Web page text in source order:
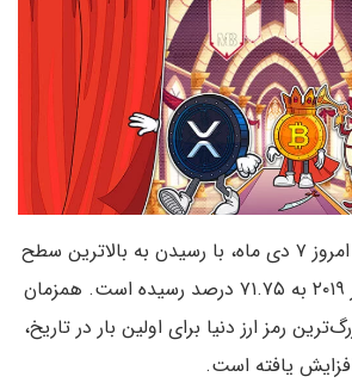
حجم بازار بیت کوین، امروز ۷ دی ماه، با رسیدن به بالاترین سطح
خود از اواسط سپتامبر ۲۰۱۹ به ۷۱.۷۵ درصد رسیده است. همزمان
رمز ارز دنیا برای اولین بار در تاریخ،